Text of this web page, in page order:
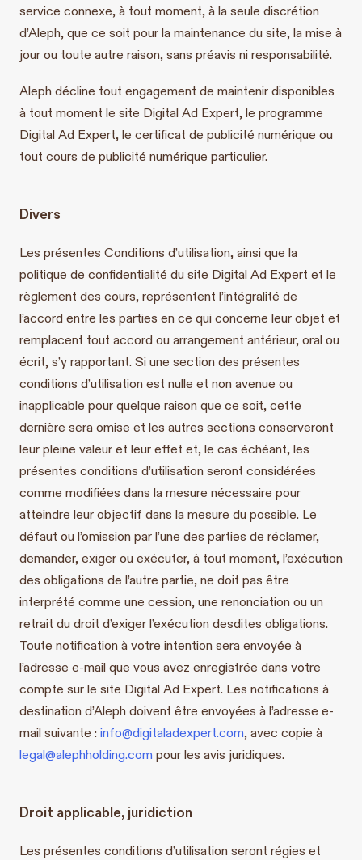
service connexe, à tout moment, à la seule discrétion
d’Aleph, que ce soit pour la maintenance du site, la mise à
jour ou toute autre raison, sans préavis ni responsabilité.
Aleph décline tout engagement de maintenir disponibles
à tout moment le site Digital Ad Expert, le programme
Digital Ad Expert, le certificat de publicité numérique ou
tout cours de publicité numérique particulier.
Divers
Les présentes Conditions d’utilisation, ainsi que la
politique de confidentialité du site Digital Ad Expert et le
règlement des cours, représentent l’intégralité de
l’accord entre les parties en ce qui concerne leur objet et
remplacent tout accord ou arrangement antérieur, oral ou
écrit, s’y rapportant. Si une section des présentes
conditions d’utilisation est nulle et non avenue ou
inapplicable pour quelque raison que ce soit, cette
dernière sera omise et les autres sections conserveront
leur pleine valeur et leur effet et, le cas échéant, les
présentes conditions d’utilisation seront considérées
comme modifiées dans la mesure nécessaire pour
atteindre leur objectif dans la mesure du possible. Le
défaut ou l’omission par l’une des parties de réclamer,
demander, exiger ou exécuter, à tout moment, l’exécution
des obligations de l’autre partie, ne doit pas être
interprété comme une cession, une renonciation ou un
retrait du droit d’exiger l’exécution desdites obligations.
Toute notification à votre intention sera envoyée à
l’adresse e-mail que vous avez enregistrée dans votre
compte sur le site Digital Ad Expert. Les notifications à
destination d’Aleph doivent être envoyées à l’adresse e-
mail suivante :info@digitaladexpert.com, avec copie à
legal@alephholding.com pour les avis juridiques.
Droit applicable, juridiction
Les présentes conditions d’utilisation seront régies et